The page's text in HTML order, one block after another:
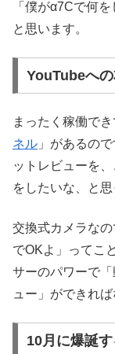
「僕がα7Cで何
と思います。
YouTubeへ
まったく稼働で
ネル 」があるの
ットレビューを
をしたいな、と思
交換式カメラな
でOKよ」ってこ
サーのパワーで
ュー」ができれば
10月に爆誕